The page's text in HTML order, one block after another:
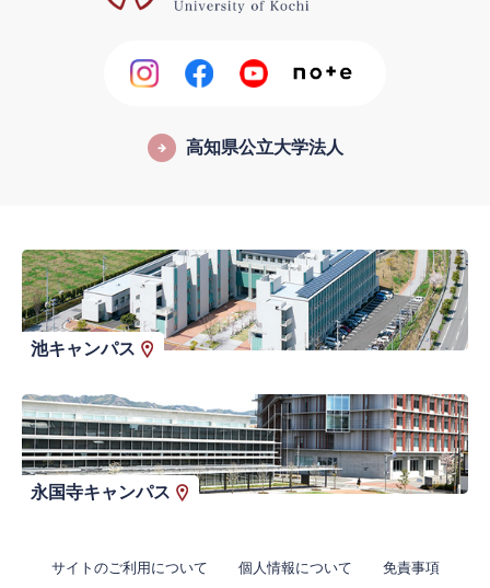
高知県公立大学法人
池キャンパス
永国寺キャンパス
サイトのご利用について 個人情報について 免責事項